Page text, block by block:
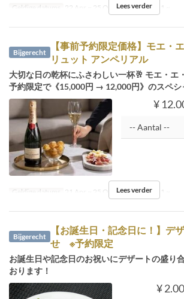
Geldige datums 22 Apr ~ 25 Okt Bestellimiet 1 ~
Lees verder
Bijgerecht
【事前予約限定価格】モエ・
リュット アンペリアル
大切な日の乾杯にふさわしい一杯🥂 モエ・エ
予約限定で《15,000円 → 12,000円》のスペシ
¥
Geldige datums 21 Apr ~ 25 Okt Bestellimiet 1 ~
Lees verder
Bijgerecht
【お誕生日・記念日に！】デ
せ ※予約限定
お誕生日や記念日のお祝いにデザートの盛り
おります！
¥